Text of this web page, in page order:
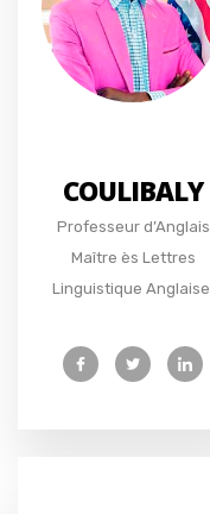
COULIBALY
Professeur d’Anglais
Maître ès Lettres
Linguistique Anglaise.